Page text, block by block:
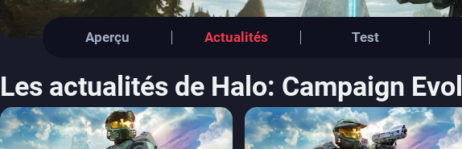
Aperçu Actualités Test
Les actualités de Halo: Campaign